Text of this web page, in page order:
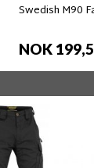
Swedish M90
NOK